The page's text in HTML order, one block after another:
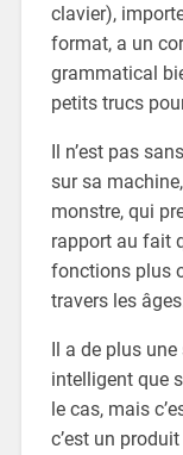
clavier),
format, a un
grammatical
petits trucs
Il n’est pas
sur sa
monstre, qui
rapport au fait
fonctions plus
travers les
Il a de plus
intelligent que
le cas, mais
c’est un